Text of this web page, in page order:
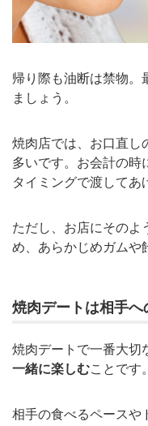
帰り際も油断は禁物。
ましょう。
焼肉店では、お口直し
多いです。お会計の時
タイミングで渡してあ
ただし、お店にそのよ
め、あらかじめガムや
焼肉デートは相手
焼肉デートで一番大切
一緒に楽しむことです。
相手の食べるペースや